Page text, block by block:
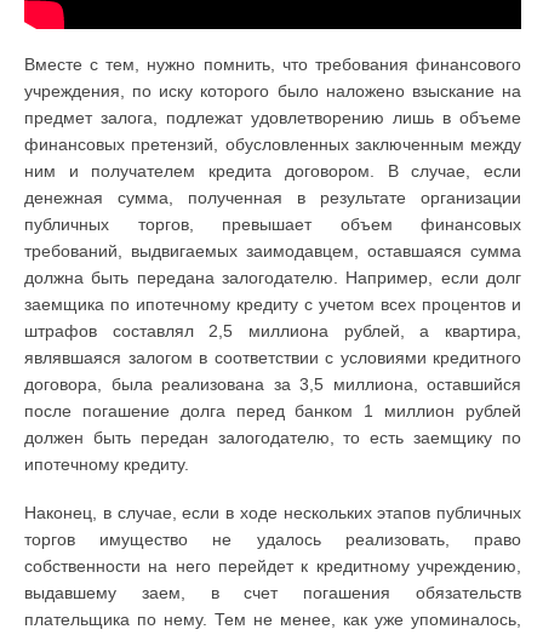
Вместе с тем, нужно помнить, что требования финансового
учреждения, по иску которого было наложено взыскание на
предмет залога, подлежат удовлетворению лишь в объеме
финансовых претензий, обусловленных заключенным между
ним и получателем кредита договором. В случае, если
денежная сумма, полученная в результате организации
публичных торгов, превышает объем финансовых
требований, выдвигаемых заимодавцем, оставшаяся сумма
должна быть передана залогодателю. Например, если долг
заемщика по ипотечному кредиту с учетом всех процентов и
штрафов составлял 2,5 миллиона рублей, а квартира,
являвшаяся залогом в соответствии с условиями кредитного
договора, была реализована за 3,5 миллиона, оставшийся
после погашение долга перед банком 1 миллион рублей
должен быть передан залогодателю, то есть заемщику по
ипотечному кредиту.
Наконец, в случае, если в ходе нескольких этапов публичных
торгов имущество не удалось реализовать, право
собственности на него перейдет к кредитному учреждению,
выдавшему заем, в счет погашения обязательств
плательщика по нему. Тем не менее, как уже упоминалось,